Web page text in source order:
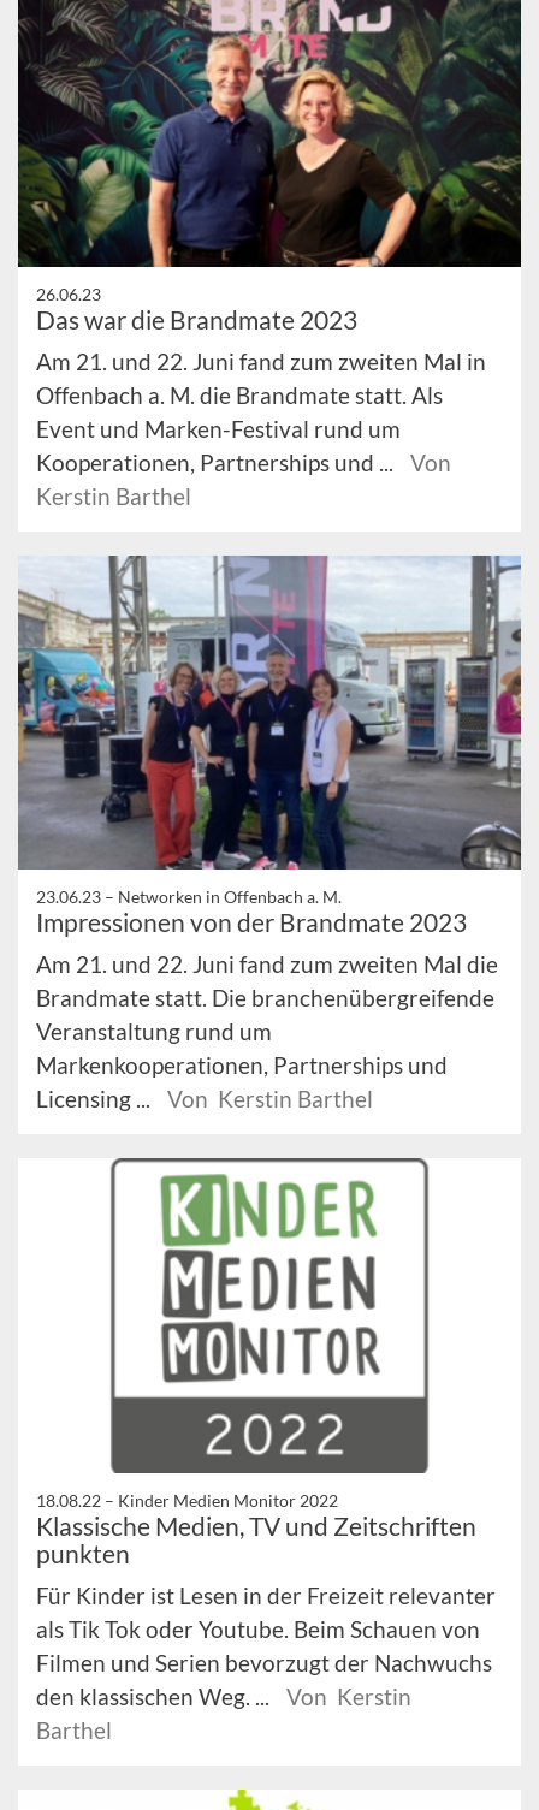
26.06.23
Das war die Brandmate 2023
Am 21. und 22. Juni fand zum zweiten Mal in
Offenbach a. M. die Brandmate statt. Als
Event und Marken-Festival rund um
Kooperationen, Partnerships und ...
Von
Kerstin Barthel
23.06.23 – Networken in Offenbach a. M.
Impressionen von der Brandmate 2023
Am 21. und 22. Juni fand zum zweiten Mal die
Brandmate statt. Die branchenübergreifende
Veranstaltung rund um
Markenkooperationen, Partnerships und
Licensing ...
Von Kerstin Barthel
18.08.22 – Kinder Medien Monitor 2022
Klassische Medien, TV und Zeitschriften
punkten
Für Kinder ist Lesen in der Freizeit relevanter
als Tik Tok oder Youtube. Beim Schauen von
Filmen und Serien bevorzugt der Nachwuchs
den klassischen Weg. ...
Von Kerstin
Barthel